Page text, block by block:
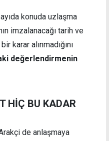
konuda uzlaşma
imzalanacağı tarih ve
karar alınmadığını
değerlendirmenin
HİÇ BU KADAR
de anlaşmaya